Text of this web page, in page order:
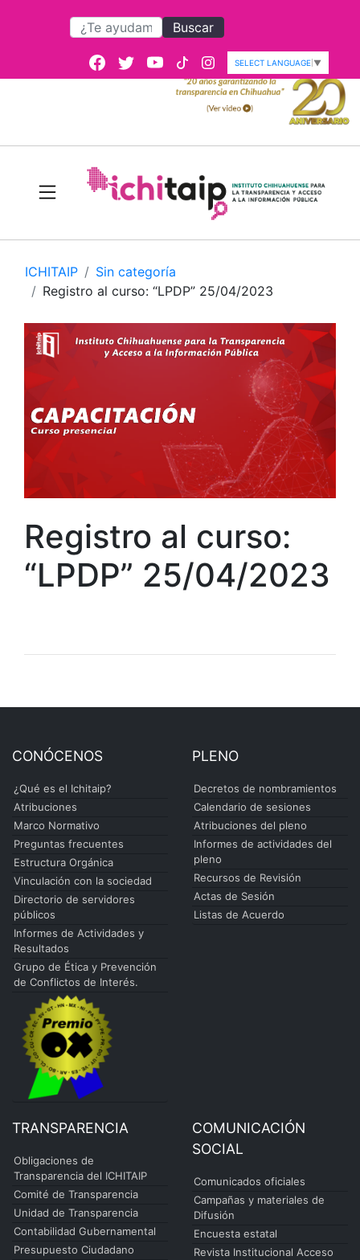
Buscar
SELECT LANGUAGE ▼
ICHITAIP
Sin categoría
Registro al curso: “LPDP” 25/04/2023
Registro al curso:
“LPDP” 25/04/2023
CONÓCENOS
¿Qué es el Ichitaip?
Atribuciones
Marco Normativo
Preguntas frecuentes
Estructura Orgánica
Vinculación con la sociedad
Directorio de servidores
públicos
Informes de Actividades y
Resultados
Grupo de Ética y Prevención
de Conflictos de Interés.
PLENO
Decretos de nombramientos
Calendario de sesiones
Atribuciones del pleno
Informes de actividades del
pleno
Recursos de Revisión
Actas de Sesión
Listas de Acuerdo
TRANSPARENCIA
Obligaciones de
Transparencia del ICHITAIP
Comité de Transparencia
Unidad de Transparencia
Contabilidad Gubernamental
Presupuesto Ciudadano
COMUNICACIÓN
SOCIAL
Comunicados oficiales
Campañas y materiales de
Difusión
Encuesta estatal
Revista Institucional Acceso